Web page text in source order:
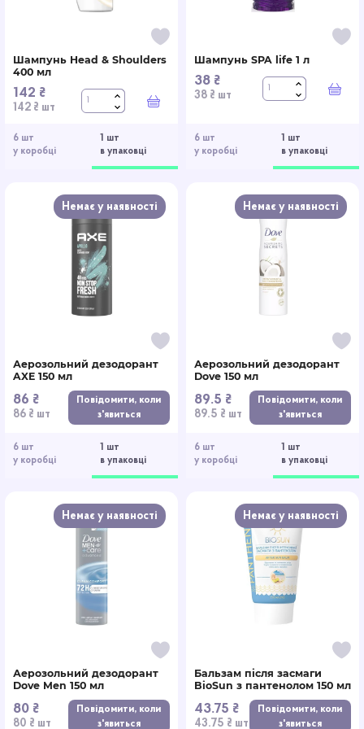
6 шт
у коробці
1 шт
в упаковці
Шампунь Head & Shoulders
400 мл
142 ₴
142 ₴ шт У кошик
6 шт
у коробці
1 шт
в упаковці
Шампунь SPA life 1 л
38 ₴
38 ₴ шт У
Немає у наявності
6 шт
у коробці
1 шт
в упаковці
Аерозольний дезодорант
AXE 150 мл
86 ₴
86 ₴ шт
Повідомити, коли
з'явиться
Немає у наявності
6 шт
у коробці
1 шт
в упаковці
Аерозольний дезодорант
Dove 150 мл
89.5 ₴
89.5 ₴ шт
Повідомити, коли
з'явиться
Немає у наявності
Аерозольний дезодорант
Dove Men 150 мл
80 ₴
80 ₴ шт
Повідомити, коли
з'явиться
Немає у наявності
Бальзам після засмаги
BioSun з пантенолом 150 мл
43.75 ₴
43.75 ₴ шт
Повідомити, коли
з'явиться